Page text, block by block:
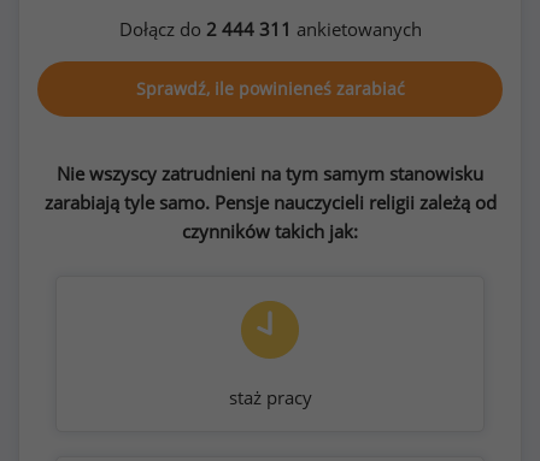
Dołącz do 2 444 311 ankietowanych
Sprawdź, ile powinieneś zarabiać
Nie wszyscy zatrudnieni na tym samym stanowisku
zarabiają tyle samo. Pensje nauczycieli religii zależą od
czynników takich jak:
staż pracy